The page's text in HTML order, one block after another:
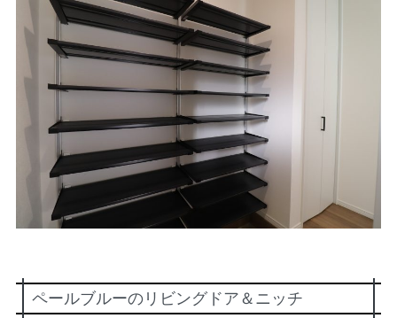
ペールブルーのリビングドア＆ニッチ